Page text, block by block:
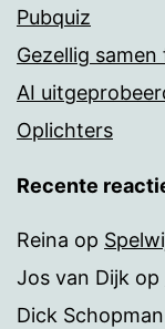
Pubquiz
Gezellig samen
AI
Oplichters
Recente
Reina op
Jos van Dijk op
Dick Schopman